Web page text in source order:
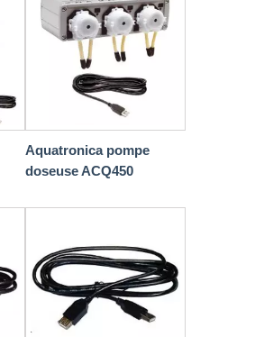
Aquatronica pompe
doseuse ACQ450